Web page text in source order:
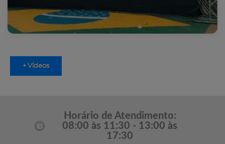
+ Vídeos
Horário de Atendimento:
08:00 às 11:30 - 13:00 às
17:30